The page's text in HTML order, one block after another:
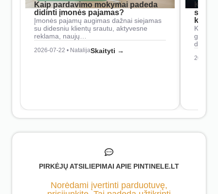
Kaip pardavimo mokymai padeda
didinti įmonės pajamas?
Įmonės pajamų augimas dažnai siejamas
su didesniu klientų srautu, aktyvesne
reklama, naujų…
2026-07-22 • NatalijaSkaityti →
Kaip
2026-
PIRKĖJŲ ATSILIEPIMAI APIE PINTINELE.LT
Norėdami įvertinti parduotuvę,